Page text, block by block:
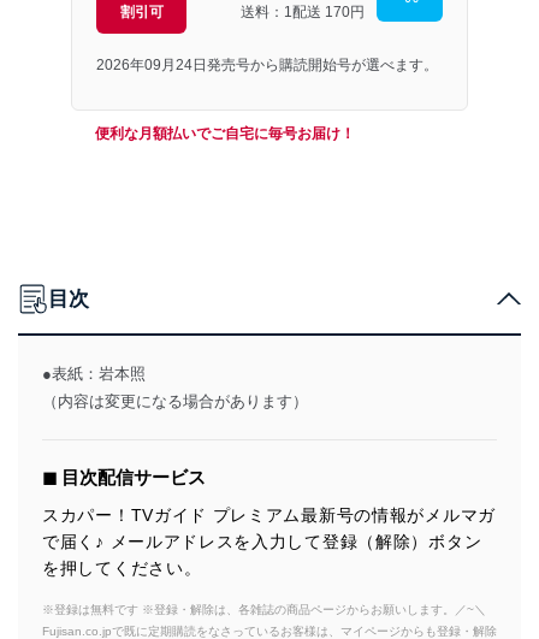
割引可 送料：1配送 170円
2026年09月24日発売号から購読開始号が選べます。
便利な月額払いでご自宅に毎号お届け！
目次
●表紙：岩本照
（内容は変更になる場合があります）
◼︎ 目次配信サービス
スカパー！TVガイド プレミアム最新号の情報がメルマガ
で届く♪ メールアドレスを入力して登録（解除）ボタン
を押してください。
※登録は無料です ※登録・解除は、各雑誌の商品ページからお願いします。／~＼
Fujisan.co.jpで既に定期購読をなさっているお客様は、マイページからも登録・解除